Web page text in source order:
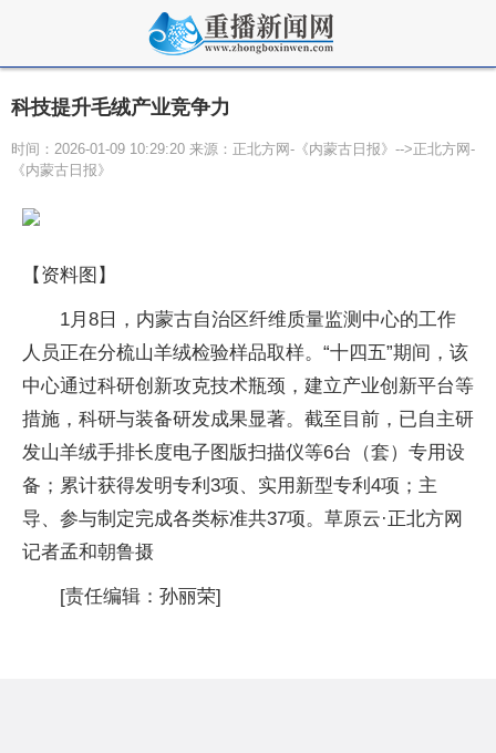
科技提升毛绒产业竞争力
时间：2026-01-09 10:29:20 来源：正北方网-《内蒙古日报》-->正北方网-
《内蒙古日报》
【资料图】
1月8日，内蒙古自治区纤维质量监测中心的工作
人员正在分梳山羊绒检验样品取样。“十四五”期间，该
中心通过科研创新攻克技术瓶颈，建立产业创新平台等
措施，科研与装备研发成果显著。截至目前，已自主研
发山羊绒手排长度电子图版扫描仪等6台（套）专用设
备；累计获得发明专利3项、实用新型专利4项；主
导、参与制定完成各类标准共37项。草原云·正北方网
记者孟和朝鲁摄
[责任编辑：孙丽荣]